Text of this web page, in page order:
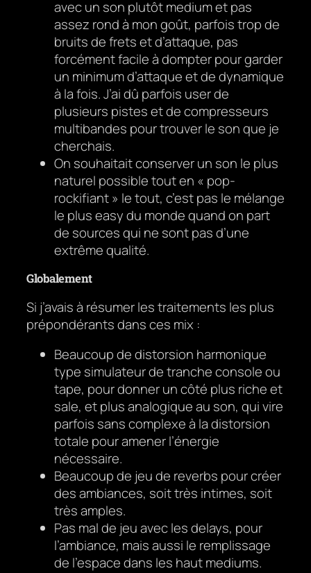
avec un son plutôt medium et pas
assez rond à mon goût, parfois trop de
bruits de frets et d’attaque, pas
forcément facile à dompter pour garder
un minimum d’attaque et de dynamique
à la fois. J’ai dû parfois user de
plusieurs pistes et de compresseurs
multibandes pour trouver le son que je
cherchais.
On souhaitait conserver un son le plus
naturel possible tout en « pop-
rockifiant » le tout, c’est pas le mélange
le plus easy du monde quand on part
de sources qui ne sont pas d’une
extrême qualité.
Globalement
Si j’avais à résumer les traitements les plus
prépondérants dans ces mix :
Beaucoup de distorsion harmonique
type simulateur de tranche console ou
tape, pour donner un côté plus riche et
sale, et plus analogique au son, qui vire
parfois sans complexe à la distorsion
totale pour amener l’énergie
nécessaire.
Beaucoup de jeu de reverbs pour créer
des ambiances, soit très intimes, soit
très amples.
Pas mal de jeu avec les delays, pour
l’ambiance, mais aussi le remplissage
de l’espace dans les haut mediums.